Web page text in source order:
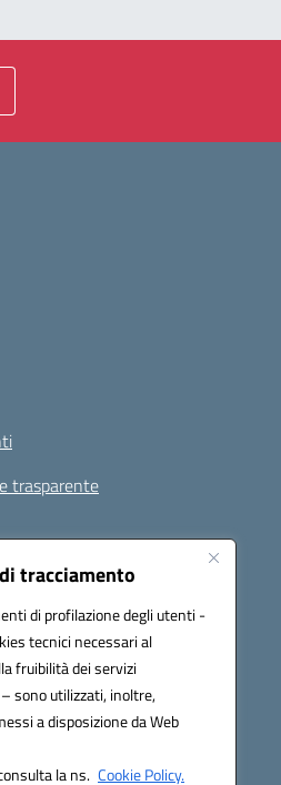
tracciamento
di profilazione degli utenti -
tecnici necessari al
fruibilità dei servizi
sono utilizzati, inoltre,
a disposizione da Web
la ns. Cookie Policy.
trasparente